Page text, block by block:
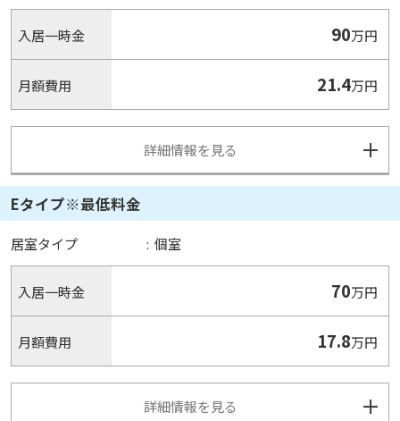
入居一時金 90万円
月額費用 21.4万円
詳細情報を見る
Eタイプ※最低料金
居室タイプ : 個室
入居一時金 70万円
月額費用 17.8万円
詳細情報を見る